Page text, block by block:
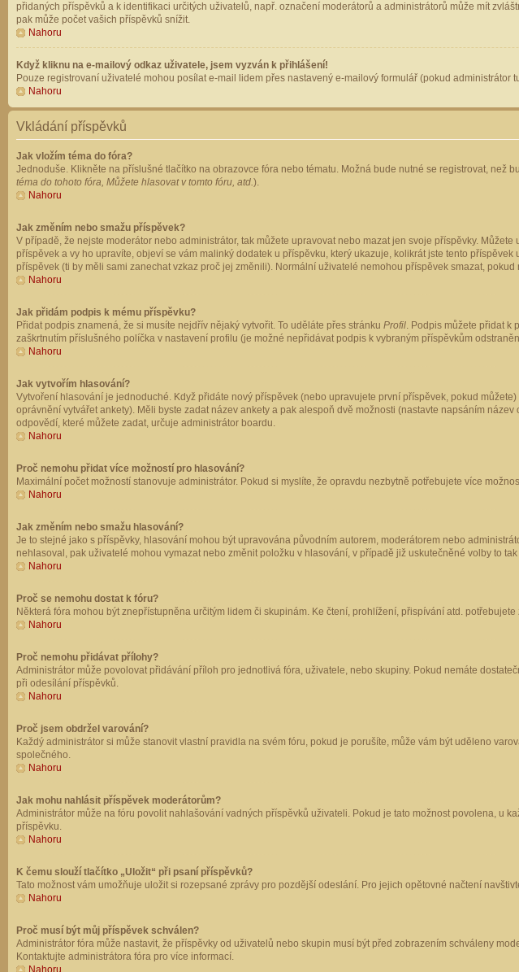
přidaných příspěvků a k identifikaci určitých uživatelů, např. označení moderátorů a administrátorů může mít
pak může počet vašich příspěvků snížit.
Nahoru
Když kliknu na e-mailový odkaz uživatele, jsem vyzván k přihlášení!
Pouze registrovaní uživatelé mohou posílat e-mail lidem přes nastavený e-mailový formulář (pokud
Nahoru
Vkládání příspěvků
Jak vložím téma do fóra?
Jednoduše. Klikněte na příslušné tlačítko na obrazovce fóra nebo tématu. Možná bude nutné se registrovat,
téma do tohoto fóra, Můžete hlasovat v tomto fóru, atd.).
Nahoru
Jak změním nebo smažu příspěvek?
V případě, že nejste moderátor nebo administrátor, tak můžete upravovat nebo mazat jen svoje příspěvky.
příspěvek a vy ho upravíte, objeví se vám malinký dodatek u příspěvku, který ukazuje, kolikrát jste tento
příspěvek (ti by měli sami zanechat vzkaz proč jej změnili). Normální uživatelé nemohou příspěvek smazat,
Nahoru
Jak přidám podpis k mému příspěvku?
Přidat podpis znamená, že si musíte nejdřív nějaký vytvořit. To uděláte přes stránku Profil. Podpis můžete přidat k
zaškrtnutím příslušného políčka v nastavení profilu (je možné nepřidávat podpis k vybraným příspěvkům
Nahoru
Jak vytvořím hlasování?
Vytvoření hlasování je jednoduché. Když přidáte nový příspěvek (nebo upravujete první příspěvek, pokud můžete)
oprávnění vytvářet ankety). Měli byste zadat název ankety a pak alespoň dvě možnosti (nastavte napsáním název
odpovědí, které můžete zadat, určuje administrátor boardu.
Nahoru
Proč nemohu přidat více možností pro hlasování?
Maximální počet možností stanovuje administrátor. Pokud si myslíte, že opravdu nezbytně potřebujete více
Nahoru
Jak změním nebo smažu hlasování?
Je to stejné jako s příspěvky, hlasování mohou být upravována původním autorem, moderátorem nebo
nehlasoval, pak uživatelé mohou vymazat nebo změnit položku v hlasování, v případě již uskutečněné volby to
Nahoru
Proč se nemohu dostat k fóru?
Některá fóra mohou být znepřístupněna určitým lidem či skupinám. Ke čtení, prohlížení, přispívání atd.
Nahoru
Proč nemohu přidávat přílohy?
Administrátor může povolovat přidávání příloh pro jednotlivá fóra, uživatele, nebo skupiny. Pokud nemáte
při odesílání příspěvků.
Nahoru
Proč jsem obdržel varování?
Každý administrátor si může stanovit vlastní pravidla na svém fóru, pokud je porušíte, může vám být uděleno
společného.
Nahoru
Jak mohu nahlásit příspěvek moderátorům?
Administrátor může na fóru povolit nahlašování vadných příspěvků uživateli. Pokud je tato možnost povolena, u
příspěvku.
Nahoru
K čemu slouží tlačítko „Uložit“ při psaní příspěvků?
Tato možnost vám umožňuje uložit si rozepsané zprávy pro pozdější odeslání. Pro jejich opětovné načtení
Nahoru
Proč musí být můj příspěvek schválen?
Administrátor fóra může nastavit, že příspěvky od uživatelů nebo skupin musí být před zobrazením schváleny
Kontaktujte administrátora fóra pro více informací.
Nahoru